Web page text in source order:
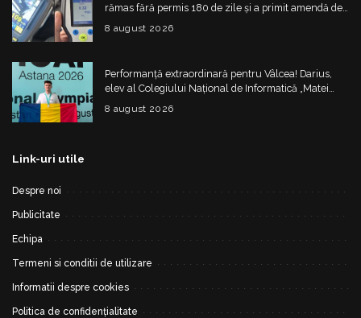
rămas fără permis 180 de zile și a primit amendă de
4.325 de lei
8 august 2026
Performanță extraordinară pentru Vâlcea! Darius,
elev al Colegiului Național de Informatică „Matei
Basarab”, a cucerit argintul la Olimpiada
Internațională de Inteligență Artificială
8 august 2026
Link-uri utile
Despre noi
Publicitate
Echipa
Termeni si conditii de utilizare
Informatii despre cookies
Politica de confidențialitate